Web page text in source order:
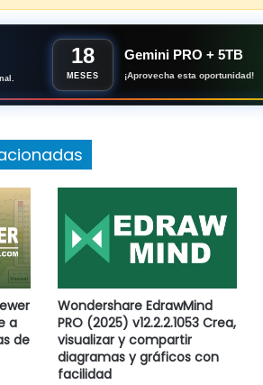
18
MESES
Gemini PRO + 5TB
¡Aprovecha esta oportunidad!
a
de
Wondershare EdrawMind
PRO (2025) v12.2.2.1053 Crea,
visualizar y compartir
diagramas y gráficos con
facilidad